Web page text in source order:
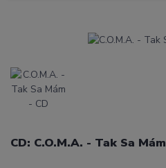
CD: C.O.M.A. - Tak Sa Mám